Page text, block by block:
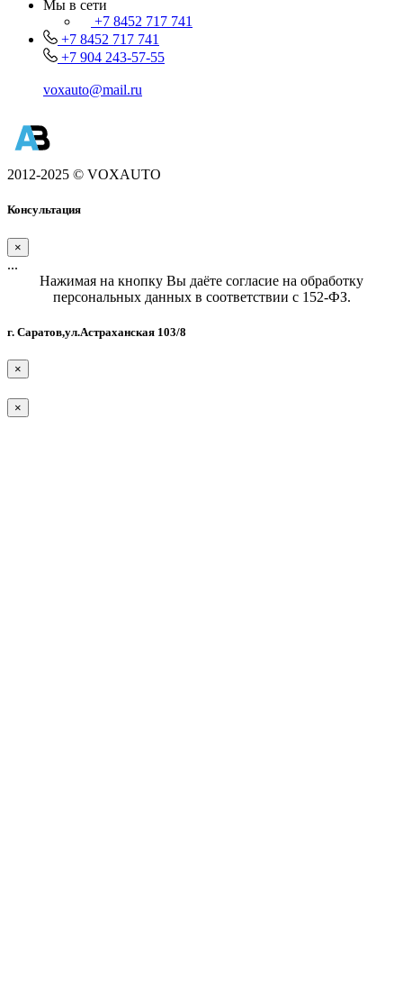
Мы в сети
+7 8452 717 741
+7 8452 717 741
+7 904 243-57-55
voxauto@mail.ru
2012-2025 © VOXAUTO
Консультация
×
...
Нажимая на кнопку Вы даёте согласие на обработку
персональных данных в соответствии с 152-ФЗ.
г. Саратов,ул.Астраханская 103/8
×
×